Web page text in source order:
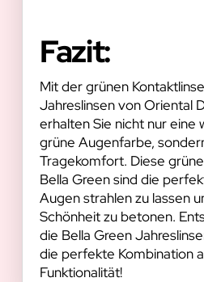
Fazit:
Mit der grünen
Jahreslinsen von Oriental
erhalten Sie nicht nur eine
grüne Augenfarbe,
Tragekomfort. Diese
Bella Green sind die
Augen strahlen zu lassen
Schönheit zu betonen.
die Bella Green
die perfekte Kombination
Funktionalität!